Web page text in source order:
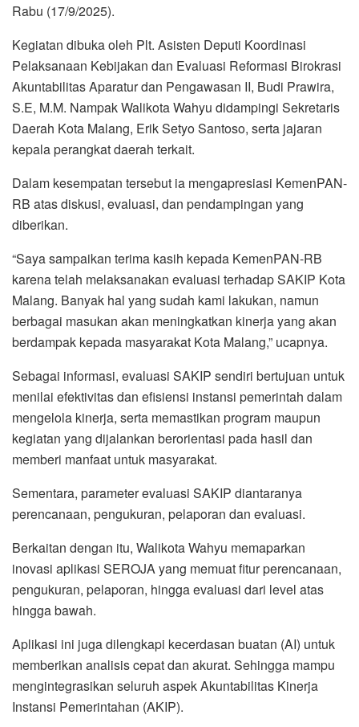
Rabu (17/9/2025).
Kegiatan dibuka oleh Plt. Asisten Deputi Koordinasi
Pelaksanaan Kebijakan dan Evaluasi Reformasi Birokrasi
Akuntabilitas Aparatur dan Pengawasan II, Budi Prawira,
S.E, M.M. Nampak Walikota Wahyu didampingi Sekretaris
Daerah Kota Malang, Erik Setyo Santoso, serta jajaran
kepala perangkat daerah terkait.
Dalam kesempatan tersebut ia mengapresiasi KemenPAN-
RB atas diskusi, evaluasi, dan pendampingan yang
diberikan.
“Saya sampaikan terima kasih kepada KemenPAN-RB
karena telah melaksanakan evaluasi terhadap SAKIP Kota
Malang. Banyak hal yang sudah kami lakukan, namun
berbagai masukan akan meningkatkan kinerja yang akan
berdampak kepada masyarakat Kota Malang,” ucapnya.
Sebagai informasi, evaluasi SAKIP sendiri bertujuan untuk
menilai efektivitas dan efisiensi instansi pemerintah dalam
mengelola kinerja, serta memastikan program maupun
kegiatan yang dijalankan berorientasi pada hasil dan
memberi manfaat untuk masyarakat.
Sementara, parameter evaluasi SAKIP diantaranya
perencanaan, pengukuran, pelaporan dan evaluasi.
Berkaitan dengan itu, Walikota Wahyu memaparkan
inovasi aplikasi SEROJA yang memuat fitur perencanaan,
pengukuran, pelaporan, hingga evaluasi dari level atas
hingga bawah.
Aplikasi ini juga dilengkapi kecerdasan buatan (AI) untuk
memberikan analisis cepat dan akurat. Sehingga mampu
mengintegrasikan seluruh aspek Akuntabilitas Kinerja
Instansi Pemerintahan (AKIP).